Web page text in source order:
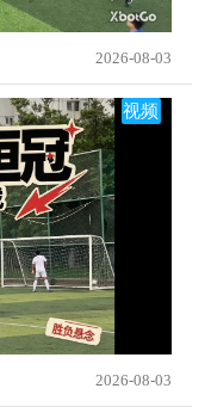
2026-08-03
视频
2026-08-03